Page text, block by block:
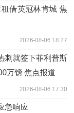
借英冠林肯城 焦
2026-08-06 18:27
刺就签下菲利普斯
万镑 焦点报道
2026-08-06 17:30
急响应